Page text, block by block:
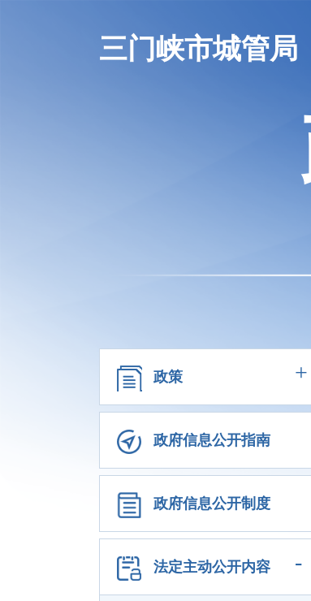
三门峡市城管局
政策 +
政府信息公开指南
政府信息公开制度
法定主动公开内容 -